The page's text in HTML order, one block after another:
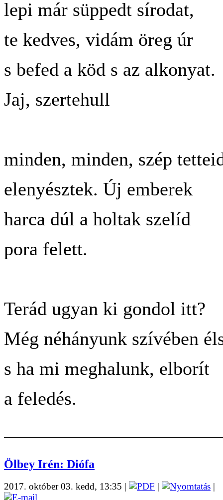
lepi már süppedt sírodat,
te kedves, vidám öreg úr
s befed a köd s az alkonyat.
Jaj, szertehull
minden, minden, szép
elenyésztek. Új emberek
harca dúl a holtak szelíd
pora felett.
Terád ugyan ki gondol itt?
Még néhányunk szívében
s ha mi meghalunk, elborít
a feledés.
Ölbey Irén: Diófa
2017. október 03. kedd, 13:35 | | |